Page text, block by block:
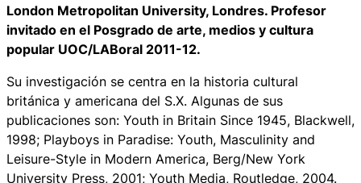
London Metropolitan University, Londres. Profesor
invitado en el Posgrado de arte, medios y cultura
popular UOC/LABoral 2011-12.
Su investigación se centra en la historia cultural
británica y americana del S.X. Algunas de sus
publicaciones son: Youth in Britain Since 1945, Blackwell,
1998; Playboys in Paradise: Youth, Masculinity and
Leisure-Style in Modern America, Berg/New York
University Press, 2001; Youth Media, Routledge, 2004.